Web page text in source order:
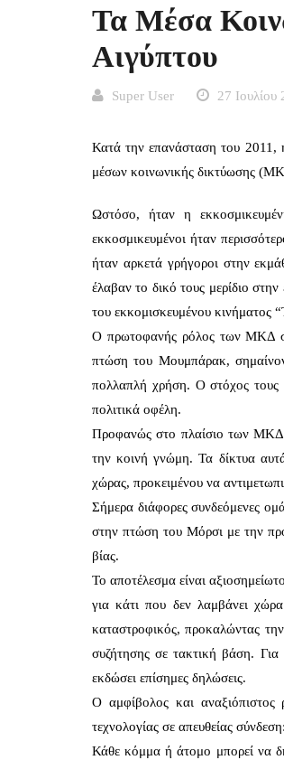
Τα Μέσα
Αιγύπτου
Super User 27 Ιουλίου
Κατά την επανάσταση του 2011,
μέσων κοινωνικής δικτύωσης
Ωστόσο, ήταν η
εκκοσμικευμένοι ήταν
ήταν αρκετά γρήγοροι στην
έλαβαν το δικό τους μερίδιο
του εκκομισκευμένου κινήματος
Ο πρωτοφανής ρόλος των ΜΚΔ
πτώση του Μουμπάρακ,
πολλαπλή χρήση. Ο στόχος τους
πολιτικά οφέλη.
Προφανώς στο πλαίσιο των ΜΚΔ ο
την κοινή γνώμη. Τα δίκτυα
χώρας, προκειμένου να
Σήμερα διάφορες συνδεόμενες
στην πτώση του Μόρσι με την
βίας.
Το αποτέλεσμα είναι
για κάτι που δεν λαμβάνει
καταστροφικός, προκαλώντας
συζήτησης σε τακτική βάση.
εκδώσει επίσημες δηλώσεις.
Ο αμφίβολος και
τεχνολογίας σε απευθείας
Κάθε κόμμα ή άτομο μπορεί να